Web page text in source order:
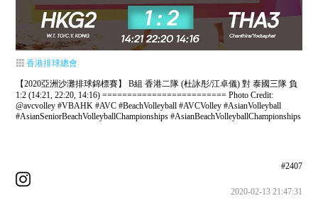
香港排球總會
【2020亞洲沙灘排球錦標賽】 B組 香港二隊 (杜詠彤/江卓儀) 對 泰國三隊 負
1:2 (14:21, 22:20, 14:16) ========================= Photo Credit:
@avcvolley #VBAHK #AVC #BeachVolleyball #AVCVolley #AsianVolleyball
#AsianSeniorBeachVolleyballChampionships #AsianBeachVolleyballChampionships